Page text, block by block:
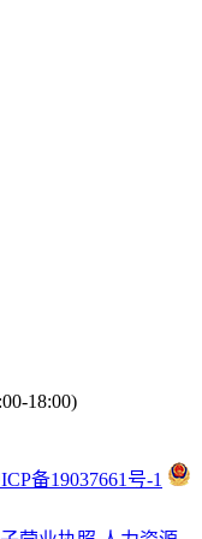
18:00)
备19037661号-1